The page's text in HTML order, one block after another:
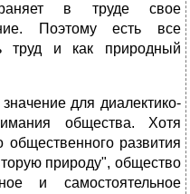
в труде свое
Поэтому есть все
труд и как природный
для диалектико-
общества. Хотя
общественного развития
природу", общество
и самостоятельное